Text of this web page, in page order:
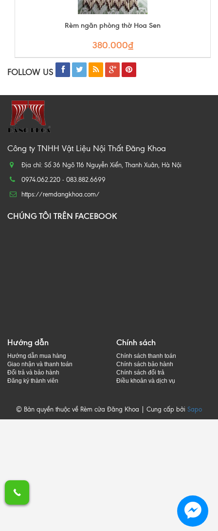
Rèm ngăn phòng thờ Hoa Sen
380.000₫
FOLLOW US
Công ty TNHH Vật Liệu Nội Thất Đăng Khoa
Địa chỉ: Số 36 Ngõ 116 Nguyễn Xiển, Thanh Xuân, Hà Nội
0974.062.220 - 083.882.6699
https://remdangkhoa.com/
CHÚNG TÔI TRÊN FACEBOOK
Hướng dẫn
Hướng dẫn mua hàng
Giao nhận và thanh toán
Đổi trả và bảo hành
Đăng ký thành viên
Chính sách
Chính sách thanh toán
Chính sách bảo hành
Chính sách đổi trả
Điều khoản và dịch vụ
© Bản quyền thuộc về Rèm cửa Đăng Khoa | Cung cấp bởi Sapo